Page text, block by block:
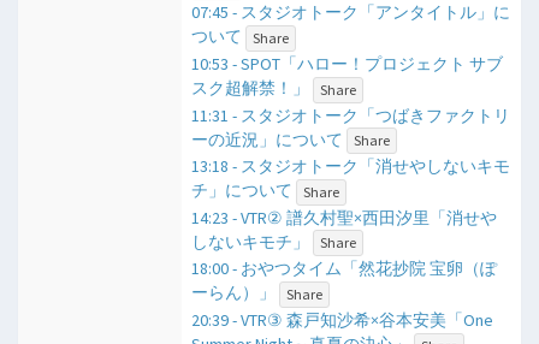
07:45 - スタジオトーク「アンタイトル」に
ついて
Share
10:53 - SPOT「ハロー！プロジェクト サブ
スク超解禁！」
Share
11:31 - スタジオトーク「つばきファクトリ
ーの近況」について
Share
13:18 - スタジオトーク「消せやしないキモ
チ」について
Share
14:23 - VTR② 譜久村聖×西田汐里「消せや
しないキモチ」
Share
18:00 - おやつタイム「然花抄院 宝卵（ぽ
ーらん）」
Share
20:39 - VTR③ 森戸知沙希×谷本安美「One